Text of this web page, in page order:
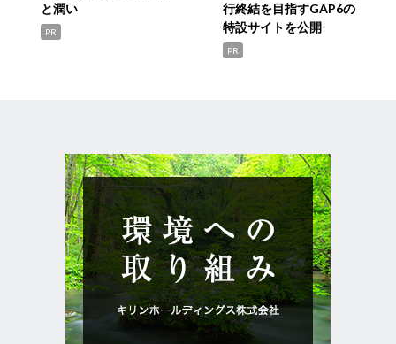
と潤い
PR
行終結を目指すGAP6の
特設サイトを公開
PR